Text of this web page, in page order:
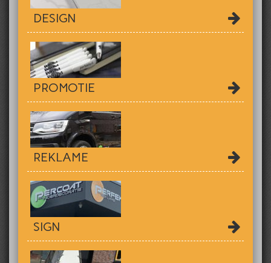
DESIGN
PROMOTIE
REKLAME
SIGN